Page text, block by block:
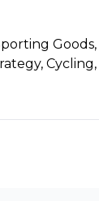
Goods,